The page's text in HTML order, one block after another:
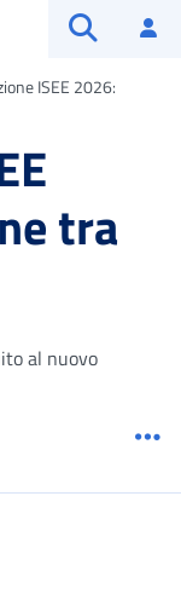
ISEE 2026:
tra
al nuovo